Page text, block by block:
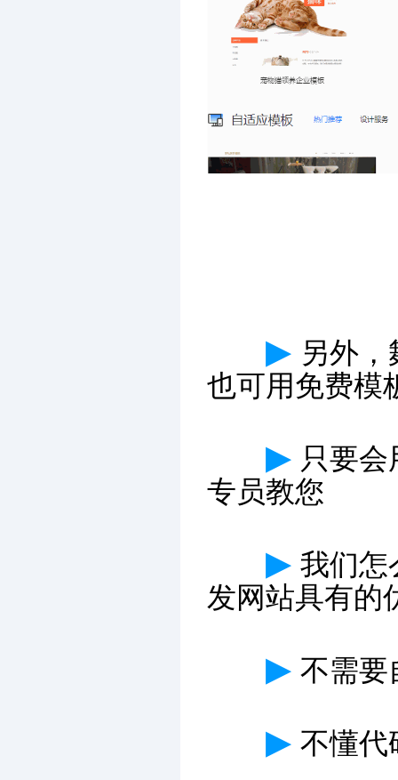
▶ 另外
也可用免费模
▶ 只要
专员教您
▶ 我们怎
发网站具有的
▶ 不需要
▶ 不懂代